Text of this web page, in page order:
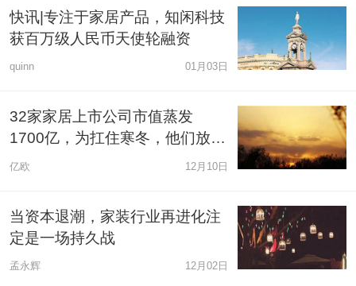
快讯|专注于家居产品，知闲科技
获百万级人民币天使轮融资
quinn 01月03日
32家家居上市公司市值蒸发
1700亿，为扛住寒冬，他们放大
招了！
亿欧 12月10日
当资本退潮，家装行业再进化注
定是一场持久战
孟永辉 12月02日